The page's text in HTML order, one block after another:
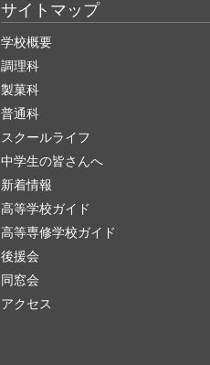
サイトマップ
学校概要
調理科
製菓科
普通科
スクールライフ
中学生の皆さんへ
新着情報
高等学校ガイド
高等専修学校ガイド
後援会
同窓会
アクセス